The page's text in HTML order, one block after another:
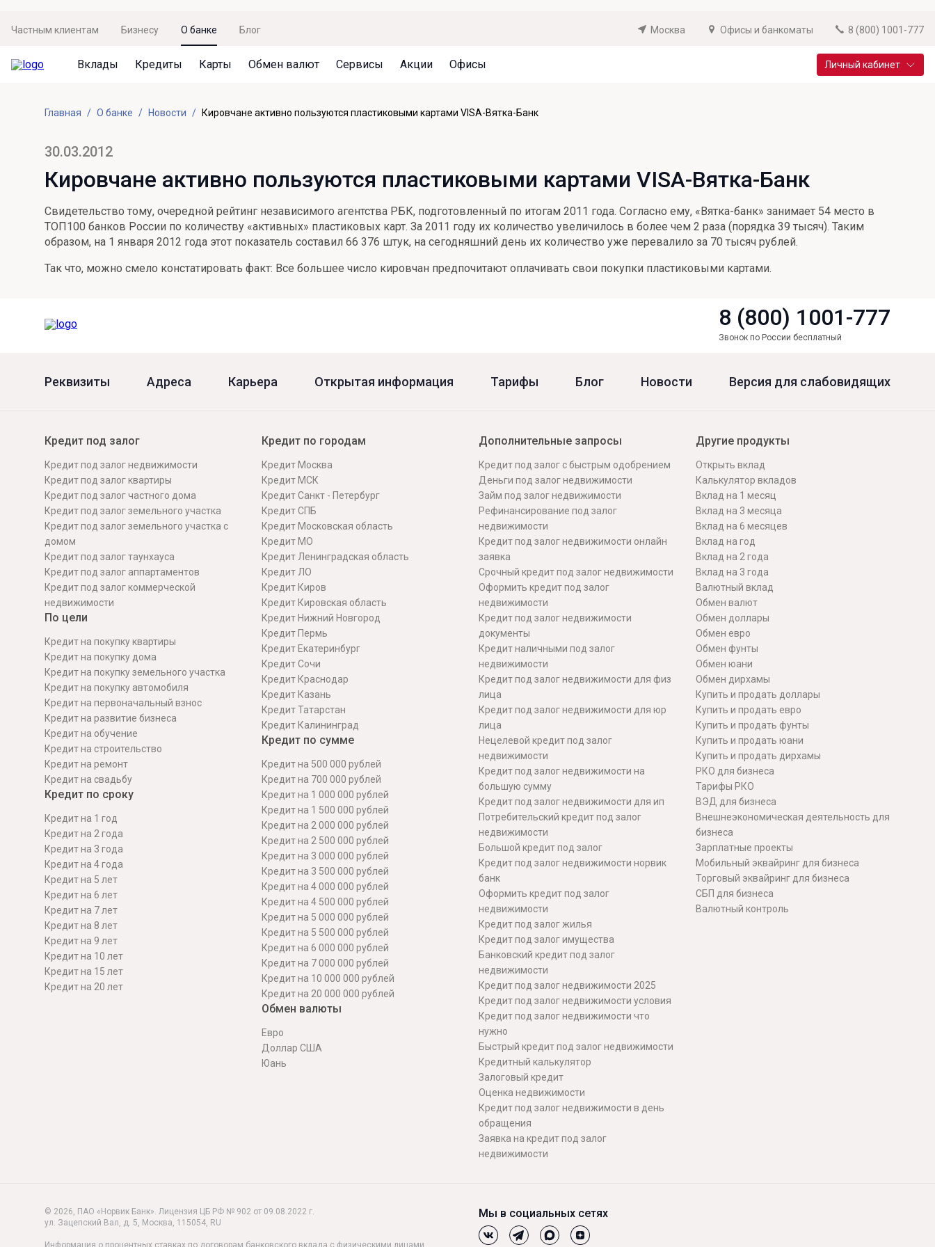
Частным клиентам Бизнесу О банке Блог Москва Офисы и банкоматы 8 (800) 1001-777
Вклады
Не упусти момент
Просто вклад
Накопительный
Отличная стратегия+
Фиксируй доход
Онлайн
Система страхования вкладов
Архив вкладов
Подробнее
Кредиты
Кредит под залог недвижимости
Рефинансирование
Кредит на автомобиль
Потребительский кредит
Привилегии для клиентов
Реструктуризация
Оценка недвижимости
Подбор новой недвижимости
Карты
Дебетовая карта с пакетом услуг
Премиальная карта Mir Supreme
Пенсионная карта
Все карты
Документы
Кешбэк
Обмен валют
Курсы валют
Бронирование валюты
Курсы валют ЦБ
Сервисы
Оплата кредита
Оценка недвижимости
Подбор новой недвижимости
СБПей
Mir Pay
Удаленная идентификация
Подтверждение согласия через Госуслуги
Акции
Акция «Приведи друга»
Акция «Ставка на бизнес»
Офисы Личный кабинет
Главная О банке Новости Кировчане активно пользуются пластиковыми картами VISA-Вятка-Банк
30.03.2012
Кировчане активно пользуются пластиковыми картами VISA-Вятка-Банк
Свидетельство тому, очередной рейтинг независимого агентства РБК, подготовленный по итогам 2011 года. Согласно ему, «Вятка-банк» занимает 54 место в
ТОП100 банков России по количеству «активных» пластиковых карт. За 2011 году их количество увеличилось в более чем 2 раза (порядка 39 тысяч). Таким
образом, на 1 января 2012 года этот показатель составил 66 376 штук, на сегодняшний день их количество уже перевалило за 70 тысяч рублей.
Так что, можно смело констатировать факт: Все большее число кировчан предпочитают оплачивать свои покупки пластиковыми картами.
8 (800) 1001-777
Звонок по России бесплатный
Реквизиты Адреса Карьера Открытая информация Тарифы Блог Новости Версия для слабовидящих
Кредит под залог
Кредит под залог недвижимости
Кредит под залог квартиры
Кредит под залог частного дома
Кредит под залог земельного участка
Кредит под залог земельного участка с
домом
Кредит под залог таунхауса
Кредит под залог аппартаментов
Кредит под залог коммерческой
недвижимости
По цели
Кредит на покупку квартиры
Кредит на покупку дома
Кредит на покупку земельного участка
Кредит на покупку автомобиля
Кредит на первоначальный взнос
Кредит на развитие бизнеса
Кредит на обучение
Кредит на строительcтво
Кредит на ремонт
Кредит на свадьбу
Кредит по сроку
Кредит на 1 год
Кредит на 2 года
Кредит на 3 года
Кредит на 4 года
Кредит на 5 лет
Кредит на 6 лет
Кредит на 7 лет
Кредит на 8 лет
Кредит на 9 лет
Кредит на 10 лет
Кредит на 15 лет
Кредит на 20 лет
Кредит по городам
Кредит Москва
Кредит МСК
Кредит Санкт - Петербург
Кредит СПБ
Кредит Московская область
Кредит МО
Кредит Ленинградская область
Кредит ЛО
Кредит Киров
Кредит Кировская область
Кредит Нижний Новгород
Кредит Пермь
Кредит Екатеринбург
Кредит Сочи
Кредит Краснодар
Кредит Казань
Кредит Татарстан
Кредит Калининград
Кредит по сумме
Кредит на 500 000 рублей
Кредит на 700 000 рублей
Кредит на 1 000 000 рублей
Кредит на 1 500 000 рублей
Кредит на 2 000 000 рублей
Кредит на 2 500 000 рублей
Кредит на 3 000 000 рублей
Кредит на 3 500 000 рублей
Кредит на 4 000 000 рублей
Кредит на 4 500 000 рублей
Кредит на 5 000 000 рублей
Кредит на 5 500 000 рублей
Кредит на 6 000 000 рублей
Кредит на 7 000 000 рублей
Кредит на 10 000 000 рублей
Кредит на 20 000 000 рублей
Обмен валюты
Евро
Доллар США
Юань
Дополнительные запросы
Кредит под залог с быстрым одобрением
Деньги под залог недвижимости
Займ под залог недвижимости
Рефинансирование под залог
недвижимости
Кредит под залог недвижимости онлайн
заявка
Срочный кредит под залог недвижимости
Оформить кредит под залог
недвижимости
Кредит под залог недвижимости
документы
Кредит наличными под залог
недвижимости
Кредит под залог недвижимости для физ
лица
Кредит под залог недвижимости для юр
лица
Нецелевой кредит под залог
недвижимости
Кредит под залог недвижимости на
большую сумму
Кредит под залог недвижимости для ип
Потребительский кредит под залог
недвижимости
Большой кредит под залог
Кредит под залог недвижимости норвик
банк
Оформить кредит под залог
недвижимости
Кредит под залог жилья
Кредит под залог имущества
Банковский кредит под залог
недвижимости
Кредит под залог недвижимости 2025
Кредит под залог недвижимости условия
Кредит под залог недвижимости что
нужно
Быстрый кредит под залог недвижимости
Кредитный калькулятор
Залоговый кредит
Оценка недвижимости
Кредит под залог недвижимости в день
обращения
Заявка на кредит под залог
недвижимости
Другие продукты
Открыть вклад
Калькулятор вкладов
Вклад на 1 месяц
Вклад на 3 месяца
Вклад на 6 месяцев
Вклад на год
Вклад на 2 года
Вклад на 3 года
Валютный вклад
Обмен валют
Обмен доллары
Обмен евро
Обмен фунты
Обмен юани
Обмен дирхамы
Купить и продать доллары
Купить и продать евро
Купить и продать фунты
Купить и продать юани
Купить и продать дирхамы
РКО для бизнеса
Тарифы РКО
ВЭД для бизнеса
Внешнеэкономическая деятельность для
бизнеса
Зарплатные проекты
Мобильный эквайринг для бизнеса
Торговый эквайринг для бизнеса
СБП для бизнеса
Валютный контроль
© 2026, ПАО «Норвик Банк». Лицензия ЦБ РФ № 902 от 09.08.2022 г.
ул. Зацепский Вал, д. 5, Москва, 115054, RU
Информация о процентных ставках по договорам банковского вклада с физическими лицами
Мы в социальных сетях